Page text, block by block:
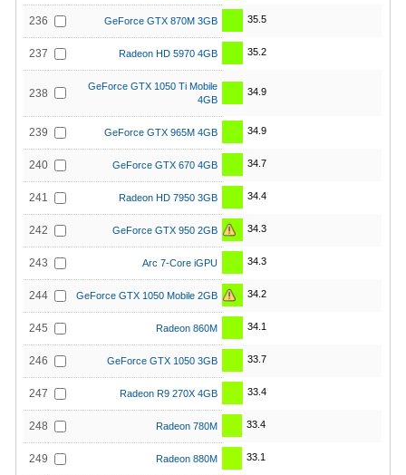
236 GeForce GTX 870M 3GB 35.5
237 Radeon HD 5970 4GB 35.2
238
GeForce GTX 1050 Ti Mobile
4GB
34.9
239 GeForce GTX 965M 4GB 34.9
240 GeForce GTX 670 4GB 34.7
241 Radeon HD 7950 3GB 34.4
242 GeForce GTX 950 2GB 34.3
243 Arc 7-Core iGPU 34.3
244 GeForce GTX 1050 Mobile 2GB 34.2
245 Radeon 860M 34.1
246 GeForce GTX 1050 3GB 33.7
247 Radeon R9 270X 4GB 33.4
248 Radeon 780M 33.4
249 Radeon 880M 33.1